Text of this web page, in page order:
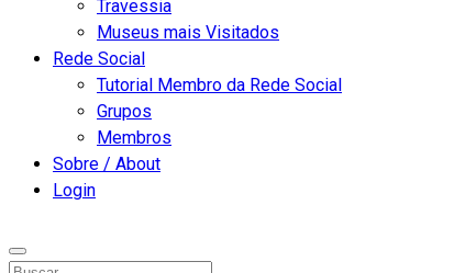
Travessia
Museus mais Visitados
Rede Social
Tutorial Membro da Rede Social
Grupos
Membros
Sobre / About
Login